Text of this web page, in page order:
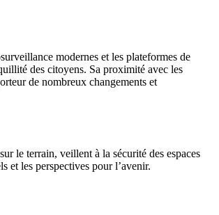
modernes et les plateformes de
des citoyens. Sa proximité avec les
de nombreux changements et
le terrain, veillent à la sécurité des espaces
et les perspectives pour l’avenir.